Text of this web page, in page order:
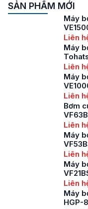
SẢN PHẨM MỚI
Máy
Liên
Máy
Liên
Máy
Liên
Bơm
Liên
Máy
Liên
Máy
Liên
Máy
HGP-